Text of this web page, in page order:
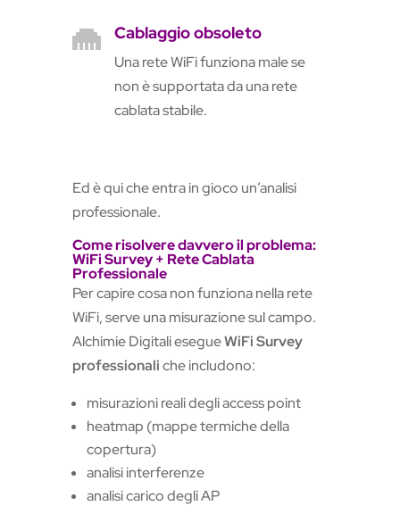
 Cablaggio obsoleto
Una rete WiFi funziona male se
non è supportata da una rete
cablata stabile.
Ed è qui che entra in gioco un’analisi
professionale.
Come risolvere davvero il problema:
WiFi Survey + Rete Cablata
Professionale
Per capire cosa non funziona nella rete
WiFi, serve una misurazione sul campo.
Alchimie Digitali esegueWiFi Survey
professionaliche includono:
misurazioni reali degli access point
heatmap (mappe termiche della
copertura)
analisi interferenze
analisi carico degli AP